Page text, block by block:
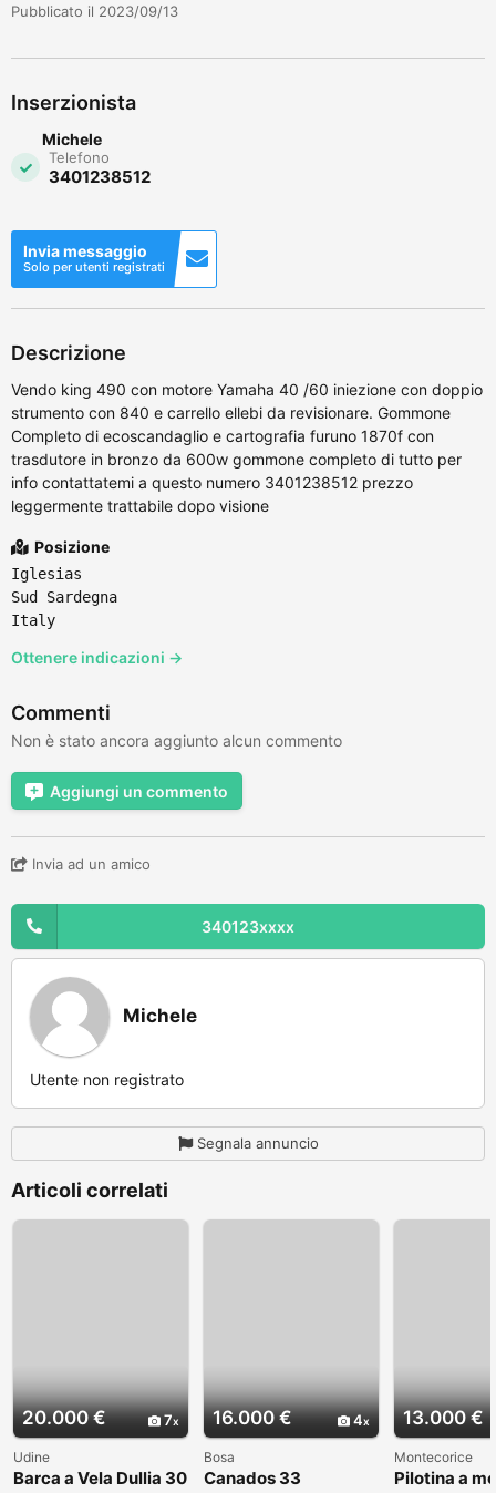
Pubblicato il 2023/09/13
Inserzionista
Michele
Telefono
3401238512
Invia messaggio
Solo per utenti registrati
Descrizione
Vendo king 490 con motore Yamaha 40 /60 iniezione con doppio
strumento con 840 e carrello ellebi da revisionare. Gommone
Completo di ecoscandaglio e cartografia furuno 1870f con
trasdutore in bronzo da 600w gommone completo di tutto per
info contattatemi a questo numero 3401238512 prezzo
leggermente trattabile dopo visione
Posizione
Iglesias
Sud Sardegna
Italy
Ottenere indicazioni →
Commenti
Non è stato ancora aggiunto alcun commento
Aggiungi un commento
Invia ad un amico
340123xxxx
Michele
Utente non registrato
Segnala annuncio
Articoli correlati
20.000 € 7
Udine
Barca a Vela Dullia 30
16.000 € 4
Bosa
Canados 33
13.000 €
Montecorice
Pilotina a